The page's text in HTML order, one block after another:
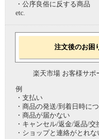
・公序良俗に反する商品
etc.
注文後のお困
楽天市場 お客様サポ
例
・支払い
・商品の発送/到着日時に
・商品が届かない
・キャンセル/返金/返品/交
・ショップと連絡がとれな